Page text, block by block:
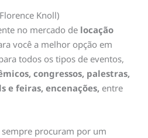
Knoll)
no mercado de locação
você a melhor opção em
todos os tipos de eventos,
congressos, palestras,
e feiras, encenações, entre
sempre procuram por um